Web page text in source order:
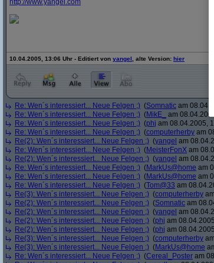
http://www.yangel.com
10.04.2005, 13:06 Uhr - Editiert von yangel , alte Version: hier
Re: Wen´s interessiert... Neue Felgen ;) (Somnatic am
Re: Wen´s interessiert... Neue Felgen ;) (MikE_
am
Re: Wen´s interessiert... Neue Felgen ;) (phj am 08.04.2005,
Re: Wen´s interessiert... Neue Felgen ;) (computerherby am
Re(2): Wen´s interessiert... Neue Felgen ;) (yangel am
Re: Wen´s interessiert... Neue Felgen ;) (MeisterFonX am
Re(2): Wen´s interessiert... Neue Felgen ;) (yangel am
Re: Wen´s interessiert... Neue Felgen ;) (MarkUs@home am
Re: Wen´s interessiert... Neue Felgen ;) (MarkUs@home am
Re: Wen´s interessiert... Neue Felgen ;) (Tom@33 am
Re(3): Wen´s interessiert... Neue Felgen ;) (computerherby
Re(2): Wen´s interessiert... Neue Felgen ;) (Somnatic am
Re(2): Wen´s interessiert... Neue Felgen ;) (yangel am
Re(2): Wen´s interessiert... Neue Felgen ;) (phj am
Re(2): Wen´s interessiert... Neue Felgen ;) (phj am
Re(3): Wen´s interessiert... Neue Felgen ;) (computerherby
Re(3): Wen´s interessiert... Neue Felgen ;) (MarkUs@home
Re: Wen´s interessiert... Neue Felgen ;) (Cereal_Poster am